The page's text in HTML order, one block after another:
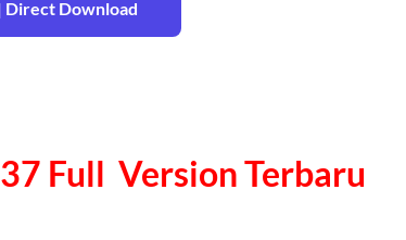
Direct Download
Full Version Terbaru